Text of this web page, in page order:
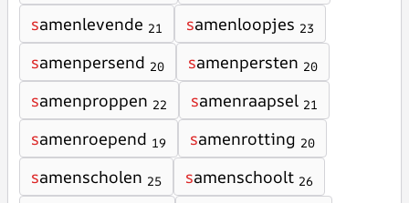
samenlevende 21 samenloopjes 23
samenpersend 20 samenpersten 20
samenproppen 22 samenraapsel 21
samenroepend 19 samenrotting 20
samenscholen 25 samenschoolt 26